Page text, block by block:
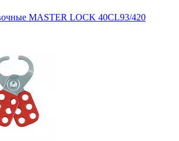
MASTER LOCK 40CL93/420